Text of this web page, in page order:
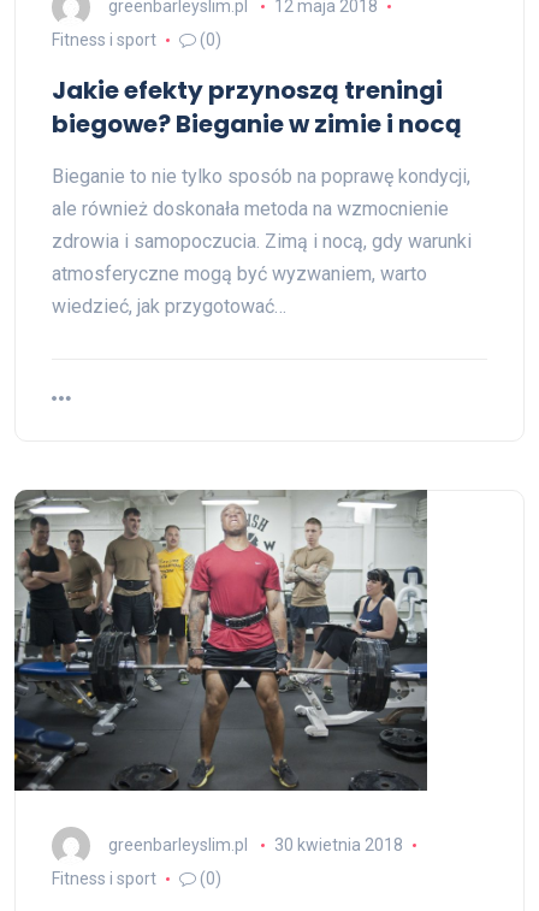
greenbarleyslim.pl
12 maja 2018
Fitness i sport
(0)
Jakie efekty przynoszą treningi
biegowe? Bieganie w zimie i nocą
Bieganie to nie tylko sposób na poprawę kondycji,
ale również doskonała metoda na wzmocnienie
zdrowia i samopoczucia. Zimą i nocą, gdy warunki
atmosferyczne mogą być wyzwaniem, warto
wiedzieć, jak przygotować…
greenbarleyslim.pl
30 kwietnia 2018
Fitness i sport
(0)